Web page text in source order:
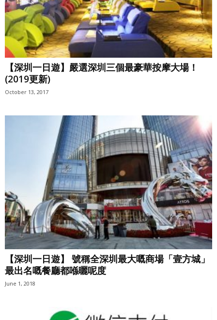
【深圳一日遊】嚴選深圳三個最豪華按摩大場！
(2019更新)
October 13, 2017
【深圳一日遊】 號稱全深圳最大嘅商場「壹方城」
最出名嘅餐廳都喺曬呢度
June 1, 2018